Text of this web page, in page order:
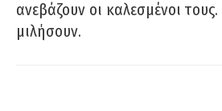
ανεβάζουν οι καλεσμένοι
μιλήσουν.